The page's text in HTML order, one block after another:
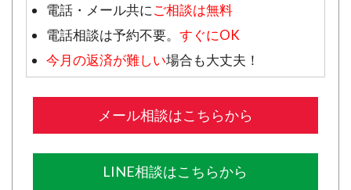
電話・メール共にご相談は無料
電話相談は予約不要。 すぐにOK
今月の返済が難しい場合も大丈夫！
メール相談はこちらから
LINE相談はこちらから